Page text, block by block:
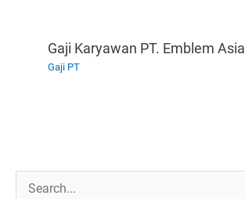
Gaji Karyawan PT. Emblem Asia
Gaji PT